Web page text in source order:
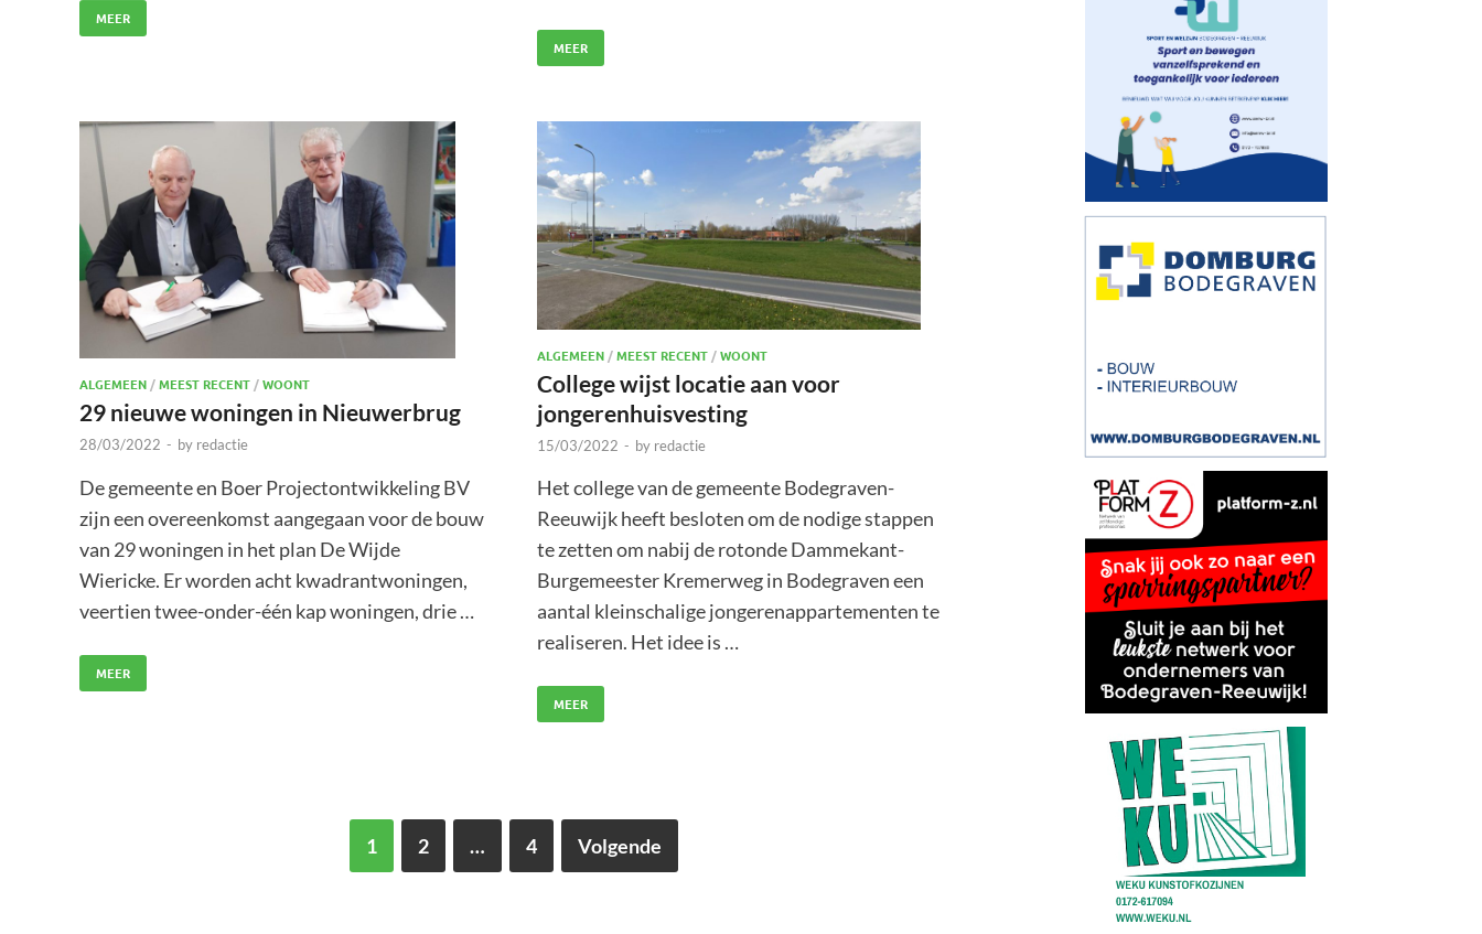
MEER
MEER
ALGEMEEN /MEEST RECENT /WOONT
29 nieuwe woningen in Nieuwerbrug
28/03/2022 - by redactie
De gemeente en Boer Projectontwikkeling BV
zijn een overeenkomst aangegaan voor de bouw
van 29 woningen in het plan De Wijde
Wiericke. Er worden acht kwadrantwoningen,
veertien twee-onder-één kap woningen, drie …
MEER
ALGEMEEN/MEEST RECENT/WOONT
College wijst locatie aan voor
jongerenhuisvesting
15/03/2022 - by redactie
Het college van de gemeente Bodegraven-
Reeuwijk heeft besloten om de nodige stappen
te zetten om nabij de rotonde Dammekant-
Burgemeester Kremerweg in Bodegraven een
aantal kleinschalige jongerenappartementen te
realiseren. Het idee is …
MEER
1 2 … 4 Volgende